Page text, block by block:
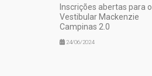
Inscrições abertas para o
Vestibular Mackenzie
Campinas 2.0
24/06/2024